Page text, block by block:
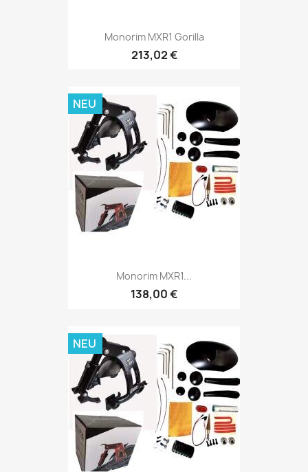
Monorim MXR1 Gorilla
213,02 €
Monorim MXR1...
138,00 €
NEU
NEU